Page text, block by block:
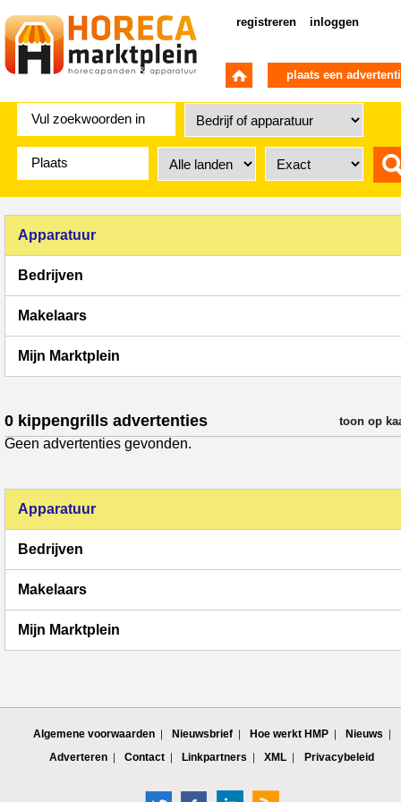
registreren inloggen
plaats een
Apparatuur
Bedrijven
Makelaars
Mijn Marktplein
0 kippengrills advertenties verfijn
toon op
Geen advertenties gevonden.
Apparatuur
Bedrijven
Makelaars
Mijn Marktplein
Algemene voorwaarden Nieuwsbrief Hoe werkt HMP
Nieuws
Adverteren
Contact Linkpartners XML Privacybeleid